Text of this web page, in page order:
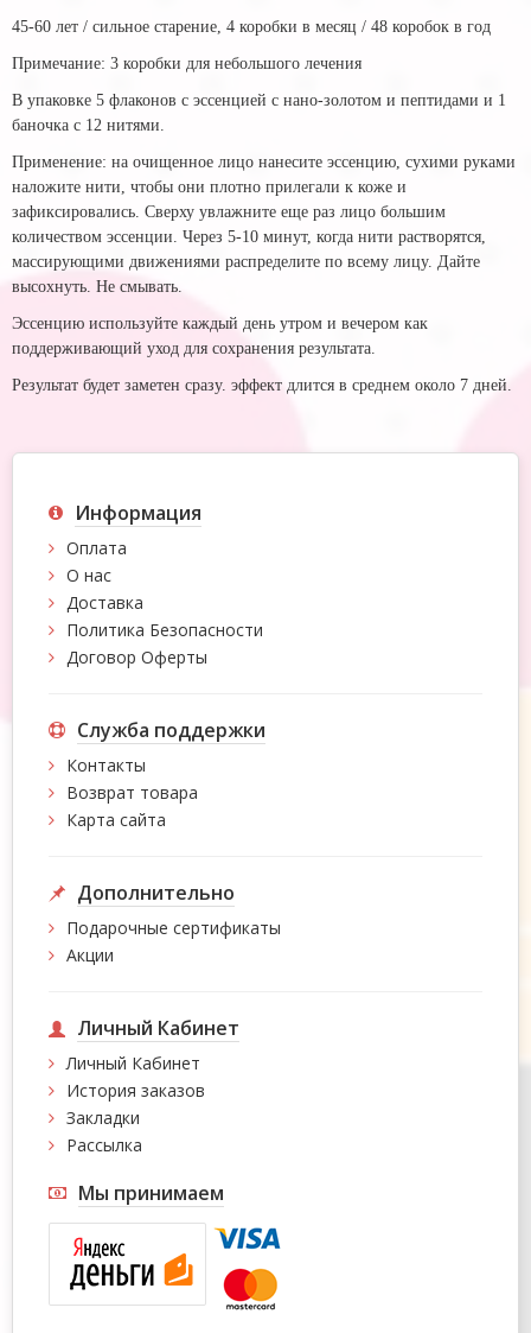
45-60 лет / сильное старение, 4 коробки в месяц / 48 коробок в год
Примечание: 3 коробки для небольшого лечения
В упаковке 5 флаконов с эссенцией с нано-золотом и пептидами и 1
баночка с 12 нитями.
Применение: на очищенное лицо нанесите эссенцию, сухими руками
наложите нити, чтобы они плотно прилегали к коже и
зафиксировались. Сверху увлажните еще раз лицо большим
количеством эссенции. Через 5-10 минут, когда нити растворятся,
массирующими движениями распределите по всему лицу. Дайте
высохнуть. Не смывать.
Эссенцию используйте каждый день утром и вечером как
поддерживающий уход для сохранения результата.
Результат будет заметен сразу. эффект длится в среднем около 7 дней.
Информация
Оплата
О нас
Доставка
Политика Безопасности
Договор Оферты
Служба поддержки
Контакты
Возврат товара
Карта сайта
Дополнительно
Подарочные сертификаты
Акции
Личный Кабинет
Личный Кабинет
История заказов
Закладки
Рассылка
Мы принимаем